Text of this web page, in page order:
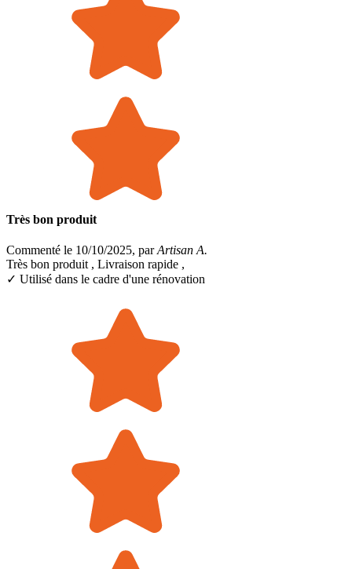
Très bon produit
Commenté le 10/10/2025, parArtisan A.
Très bon produit , Livraison rapide ,
✓ Utilisé dans le cadre d'une rénovation